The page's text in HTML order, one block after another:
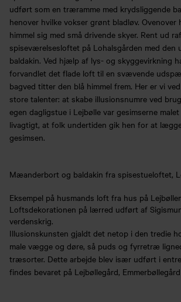
udført som en træramme med krydsliggende
henover hvilke vokser grønt bladløv.
himmel sig med små drivende skyer. Rent ud
spiseværelsesloftet på Lohalsgården med
baldakin. Ved hjælp af lys- og skyggevirkning
forvandlet det flade loft til en svævende
bagved titter den blå himmel frem. Her er vi ved
store talenter: at skabe illusionsnumre ved
egen dagligstue i Lejbølle var gesimserne
livagtigt, at folk undertiden gik hen for at
gesimsen.
Mæanderbort og baldakin fra spisestueloftet,
Eksempel på husmands loft fra hus på
Loftsdekorationen på lærred udført af
verdenskrig.
Illusionskunsten gjaldt det netop i den tredie
male vægge og døre, så puds og fyrretræ
træsorter. Dette arbejde blev især udført i
findes bevaret på Lejbøllegård,